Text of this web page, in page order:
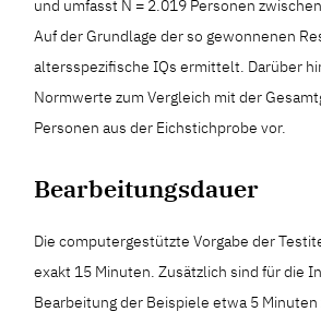
und umfasst N = 2.019 Personen
Auf der Grundlage der so gewonnenen
altersspezifische IQs ermittelt. Darüber
Normwerte zum Vergleich mit der
Personen aus der Eichstichprobe vor.
Bearbeitungsdauer
Die computergestützte Vorgabe der
exakt 15 Minuten. Zusätzlich sind für die
Bearbeitung der Beispiele etwa 5